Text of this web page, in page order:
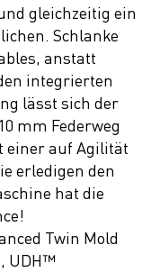
gleichzeitig ein
Schlanke
anstatt
integrierten
lässt sich der
mm Federweg
einer auf Agilität
erledigen den
hat die
Twin Mold
UDH™